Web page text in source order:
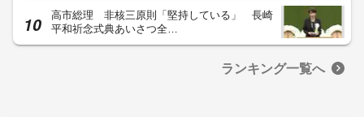
高市総理 非核三原則「堅持している」 長崎
平和祈念式典あいさつ全…
ランキング一覧へ